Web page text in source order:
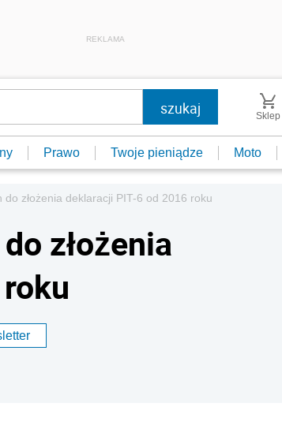
REKLAMA
Sklep
Prawo Twoje pieniądze Moto
złożenia deklaracji PIT-6 od 2016 roku
złożenia